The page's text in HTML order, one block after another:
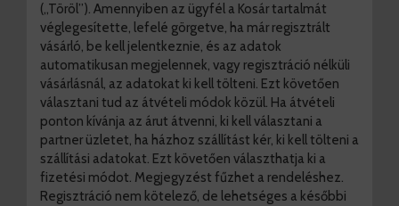
(„Töröl”). Amennyiben az ügyfél a Kosár tartalmát
véglegesítette, lefelé görgetve, ha már regisztrált
vásárló, be kell jelentkeznie, és az adatok
automatikusan megjelennek, vagy regisztráció nélküli
vásárlásnál, az adatokat ki kell tölteni. Ezt követően
választani tud az átvételi módok közül. Ha átvételi
ponton kívánja az árut átvenni, ki kell választani a
partner üzletet, ha házhoz szállítást kér, ki kell tölteni a
szállítási adatokat. Ezt követően választhatja ki a
fizetési módot. Megjegyzést fűzhet a rendeléshez.
Regisztráció nem kötelező, de lehetséges a későbbi